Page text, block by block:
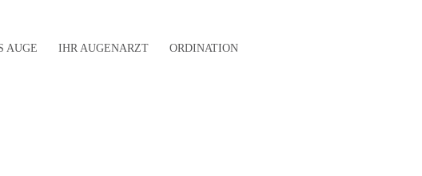
AUGE IHR AUGENARZT ORDINATION